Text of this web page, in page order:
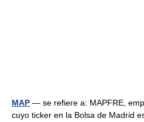
MAP — se refiere a: MAPFRE,
cuyo ticker en la Bolsa de Madrid